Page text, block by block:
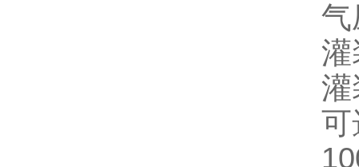
气
可